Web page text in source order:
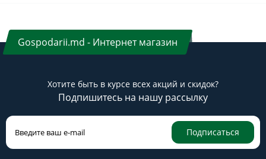
Gospodarii.md - Интернет магазин
Хотите быть в курсе всех акций и скидок?
Подпишитесь на нашу рассылку
Подписаться